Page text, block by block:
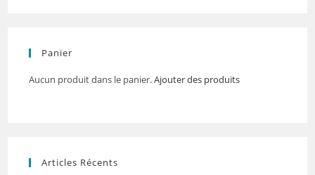
Panier
Aucun produit dans le panier.Ajouter des produits
Articles Récents